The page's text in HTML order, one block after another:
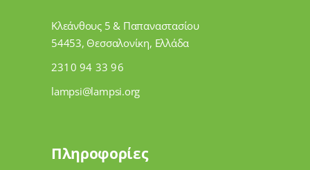
Κλεάνθους 5 & Παπαναστασίου
54453, Θεσσαλονίκη, Ελλάδα
2310 94 33 96
lampsi@lampsi.org
Πληροφορίες